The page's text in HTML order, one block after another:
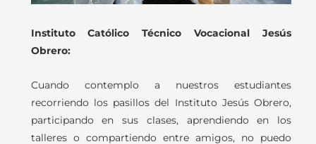
Instituto Católico Técnico Vocacional Jesús
Obrero:
Cuando contemplo a nuestros estudiantes
recorriendo los pasillos del Instituto Jesús Obrero,
participando en sus clases, aprendiendo en los
talleres o compartiendo entre amigos, no puedo